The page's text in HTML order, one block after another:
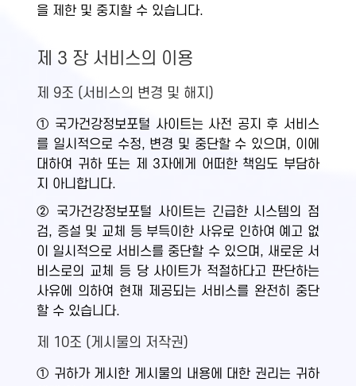
을 제한 및 중지할 수 있습니다.
제 3 장 서비스의 이용
제 9조 (서비스의 변경 및 해지)
① 국가건강정보포털 사이트는 사전 공지 후 서비스
를 일시적으로 수정, 변경 및 중단할 수 있으며, 이에
대하여 귀하 또는 제 3자에게 어떠한 책임도 부담하
지 아니합니다.
② 국가건강정보포털 사이트는 긴급한 시스템의 점
검, 증설 및 교체 등 부득이한 사유로 인하여 예고 없
이 일시적으로 서비스를 중단할 수 있으며, 새로운 서
비스로의 교체 등 당 사이트가 적절하다고 판단하는
사유에 의하여 현재 제공되는 서비스를 완전히 중단
할 수 있습니다.
제 10조 (게시물의 저작권)
① 귀하가 게시한 게시물의 내용에 대한 권리는 귀하